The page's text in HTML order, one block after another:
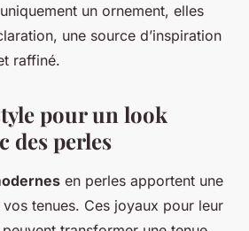
un ornement, elles
une source d’inspiration
raffiné.
pour un look
des perles
en perles apportent une
tenues. Ces joyaux pour leur